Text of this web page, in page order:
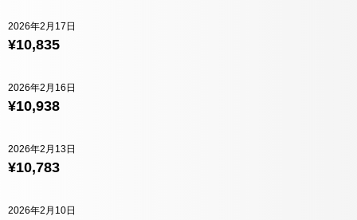
¥10,835
2026年2月17日
¥10,938
2026年2月16日
¥10,783
2026年2月13日
2026年2月10日